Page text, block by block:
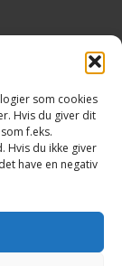
som cookies
Hvis du giver dit
f.eks.
Hvis du ikke giver
have en negativ